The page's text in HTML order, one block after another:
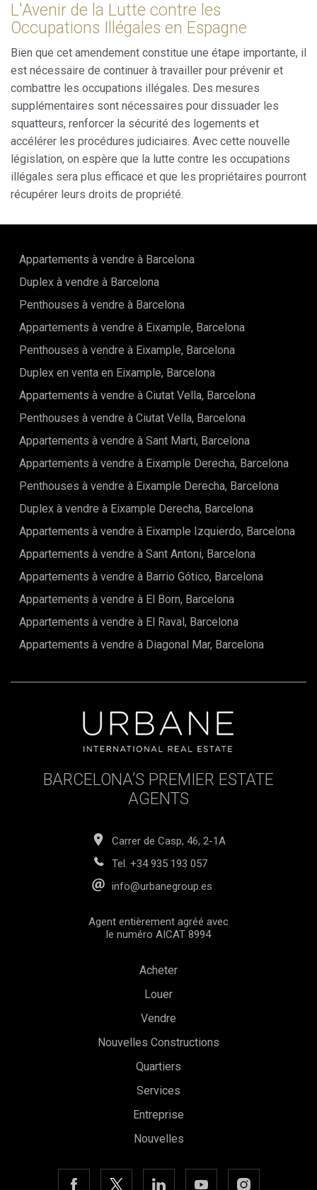
L'Avenir de la Lutte contre les
Occupations Illégales en Espagne
Bien que cet amendement constitue une étape importante, il
est nécessaire de continuer à travailler pour prévenir et
combattre les occupations illégales. Des mesures
supplémentaires sont nécessaires pour dissuader les
squatteurs, renforcer la sécurité des logements et
accélérer les procédures judiciaires. Avec cette nouvelle
législation, on espère que la lutte contre les occupations
illégales sera plus efficace et que les propriétaires pourront
récupérer leurs droits de propriété.
Appartements à vendre à Barcelona
Duplex à vendre à Barcelona
Penthouses à vendre à Barcelona
Appartements à vendre à Eixample, Barcelona
Penthouses à vendre à Eixample, Barcelona
Duplex en venta en Eixample, Barcelona
Appartements à vendre à Ciutat Vella, Barcelona
Penthouses à vendre à Ciutat Vella, Barcelona
Appartements à vendre à Sant Marti, Barcelona
Appartements à vendre à Eixample Derecha, Barcelona
Penthouses à vendre à Eixample Derecha, Barcelona
Duplex à vendre à Eixample Derecha, Barcelona
Appartements à vendre à Eixample Izquierdo, Barcelona
Appartements à vendre à Sant Antoni, Barcelona
Appartements à vendre à Barrio Gótico, Barcelona
Appartements à vendre à El Born, Barcelona
Appartements à vendre à El Raval, Barcelona
Appartements à vendre à Diagonal Mar, Barcelona
BARCELONA’S PREMIER ESTATE
AGENTS
Carrer de Casp, 46, 2-1A
Tel. +34 935 193 057
info@urbanegroup.es
Agent entièrement agréé avec
le numéro AICAT 8994
Acheter
Louer
Vendre
Nouvelles Constructions
Quartiers
Services
Entreprise
Nouvelles